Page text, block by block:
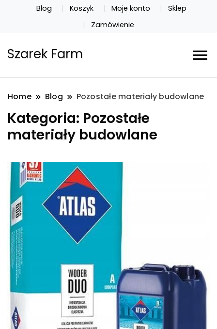
Blog Koszyk Moje konto
Sklep
Zamówienie
Szarek Farm
Home Blog Pozostałe materiały budowlane
Kategoria: Pozostałe
materiały budowlane